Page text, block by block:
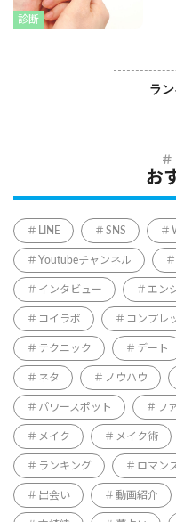
診断
ラ
お
LINE SNS
Youtubeチャンネル
インタビュー エン
コイラボ コンプレ
テクニック デート
ネタ ノウハウ
パワースポット フ
メイク メイク術
ランキング ロマン
出会い 動画紹介